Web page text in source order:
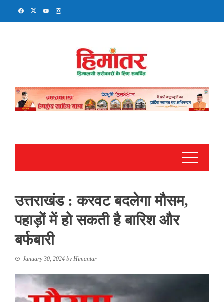
उत्तराखंड : करवट बदलेगा मौसम,
पहाड़ों में हो सकती है बारिश और
बर्फबारी
January 30, 2024 byHimantar